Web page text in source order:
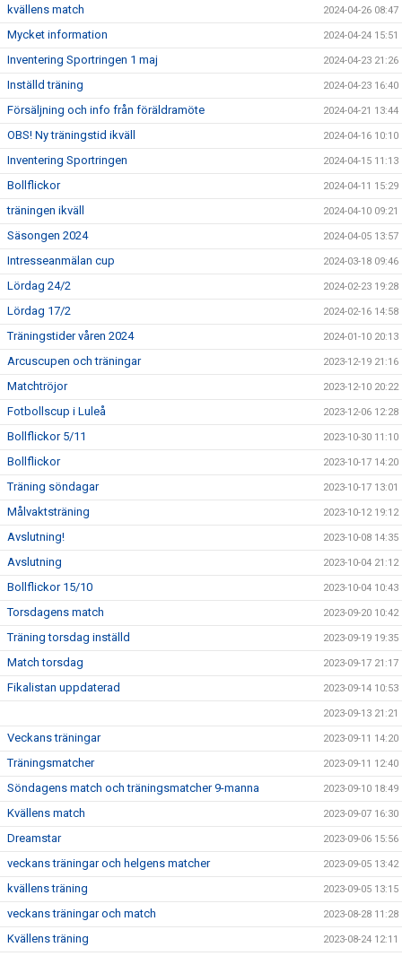
kvällens match 2024-04-26 08:47
Mycket information 2024-04-24 15:51
Inventering Sportringen 1 maj 2024-04-23 21:26
Inställd träning 2024-04-23 16:40
Försäljning och info från föräldramöte 2024-04-21 13:44
OBS! Ny träningstid ikväll 2024-04-16 10:10
Inventering Sportringen 2024-04-15 11:13
Bollflickor 2024-04-11 15:29
träningen ikväll 2024-04-10 09:21
Säsongen 2024 2024-04-05 13:57
Intresseanmälan cup 2024-03-18 09:46
Lördag 24/2 2024-02-23 19:28
Lördag 17/2 2024-02-16 14:58
Träningstider våren 2024 2024-01-10 20:13
Arcuscupen och träningar 2023-12-19 21:16
Matchtröjor 2023-12-10 20:22
Fotbollscup i Luleå 2023-12-06 12:28
Bollflickor 5/11 2023-10-30 11:10
Bollflickor 2023-10-17 14:20
Träning söndagar 2023-10-17 13:01
Målvaktsträning 2023-10-12 19:12
Avslutning! 2023-10-08 14:35
Avslutning 2023-10-04 21:12
Bollflickor 15/10 2023-10-04 10:43
Torsdagens match 2023-09-20 10:42
Träning torsdag inställd 2023-09-19 19:35
Match torsdag 2023-09-17 21:17
Fikalistan uppdaterad 2023-09-14 10:53
2023-09-13 21:21
Veckans träningar 2023-09-11 14:20
Träningsmatcher 2023-09-11 12:40
Söndagens match och träningsmatcher 9-manna 2023-09-10 18:49
Kvällens match 2023-09-07 16:30
Dreamstar 2023-09-06 15:56
veckans träningar och helgens matcher 2023-09-05 13:42
kvällens träning 2023-09-05 13:15
veckans träningar och match 2023-08-28 11:28
Kvällens träning 2023-08-24 12:11